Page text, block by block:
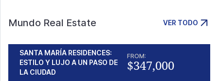
Mundo Real Estate VER TODO
SANTA MARÍA RESIDENCES:
ESTILO Y LUJO A UN PASO DE
LA CIUDAD
FROM:
$347,000